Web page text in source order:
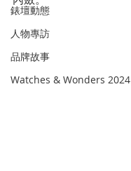
錶壇動態
人物專訪
品牌故事
Watches & Wonders 2024